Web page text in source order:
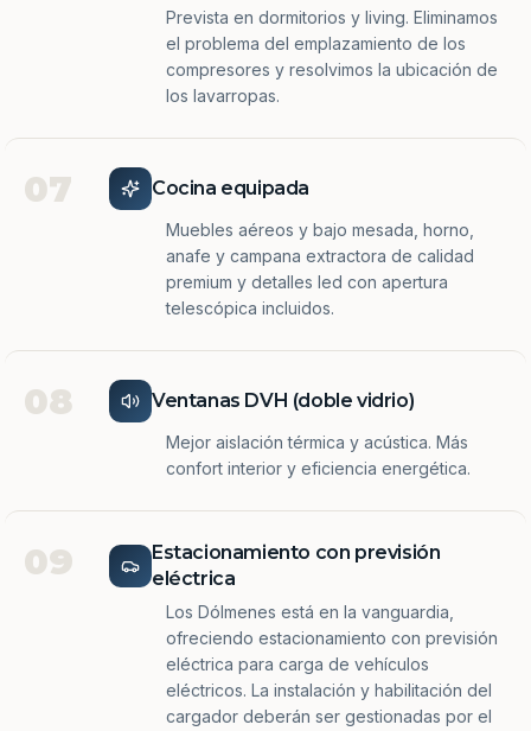
Prevista en dormitorios y living. Eliminamos
el problema del emplazamiento de los
compresores y resolvimos la ubicación de
los lavarropas.
07 Cocina equipada
Muebles aéreos y bajo mesada, horno,
anafe y campana extractora de calidad
premium y detalles led con apertura
telescópica incluidos.
08 Ventanas DVH (doble vidrio)
Mejor aislación térmica y acústica. Más
confort interior y eficiencia energética.
09
Estacionamiento con previsión
eléctrica
Los Dólmenes está en la vanguardia,
ofreciendo estacionamiento con previsión
eléctrica para carga de vehículos
eléctricos. La instalación y habilitación del
cargador deberán ser gestionadas por el